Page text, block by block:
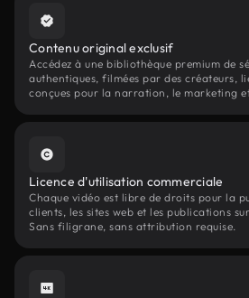
Contenu original exclusif
Accédez à une bibliothèque premium de
authentiques, filmées par des créateurs,
conçues pour la narration, le marketing
Licence d'utilisation commerciale
Chaque vidéo est libre de droits pour la
clients, les sites web et les publications
Sans filigrane, sans attribution requise.